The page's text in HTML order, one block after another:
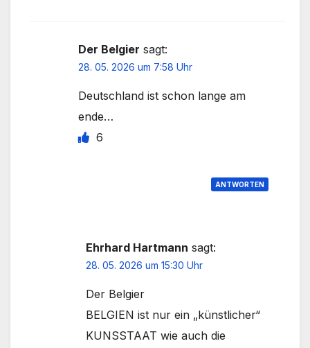
Der Belgier sagt:
28. 05. 2026 um 7:58 Uhr
Deutschland ist schon lange am
ende…
6
ANTWORTEN
Ehrhard Hartmann sagt:
28. 05. 2026 um 15:30 Uhr
Der Belgier
BELGIEN ist nur ein „künstlicher“
KUNSSTAAT wie auch die